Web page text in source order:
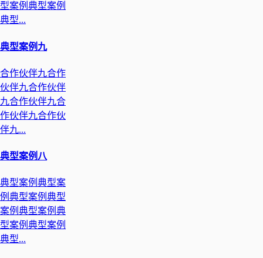
型案例典型案例
典型...
典型案例九
合作伙伴九合作
伙伴九合作伙伴
九合作伙伴九合
作伙伴九合作伙
伴九...
典型案例八
典型案例典型案
例典型案例典型
案例典型案例典
型案例典型案例
典型...